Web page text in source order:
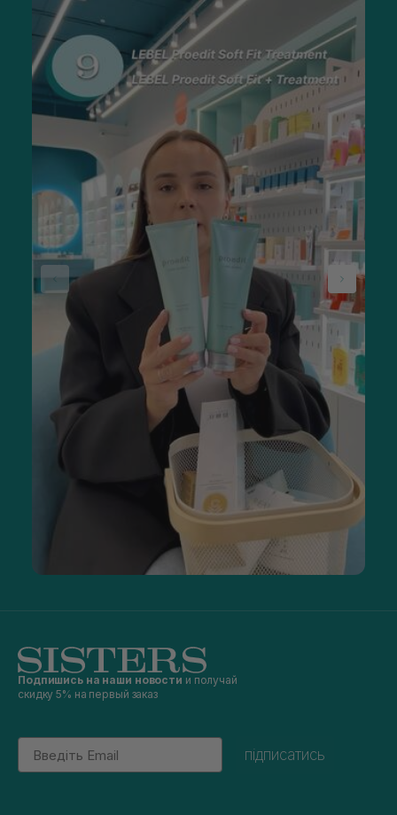
Подпишись на наши новости и получай
скидку 5% на первый заказ
Email
підписатись